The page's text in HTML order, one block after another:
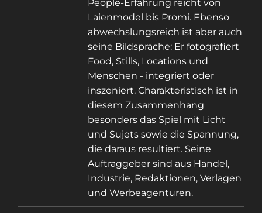
People-Erfahrung reicht von
Laienmodel bis Promi. Ebenso
abwechslungsreich ist aber auch
seine Bildsprache: Er fotografiert
Food, Stills, Locations und
Menschen - integriert oder
inszeniert. Charakteristisch ist in
diesem Zusammenhang
besonders das Spiel mit Licht
und Sujets sowie die Spannung,
die daraus resultiert. Seine
Auftraggeber sind aus Handel,
Industrie, Redaktionen, Verlagen
und Werbeagenturen.